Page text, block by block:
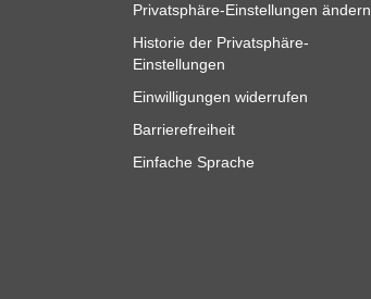
Privatsphäre-Einstellungen ändern
Historie der Privatsphäre-
Einstellungen
Einwilligungen widerrufen
Barrierefreiheit
Einfache Sprache